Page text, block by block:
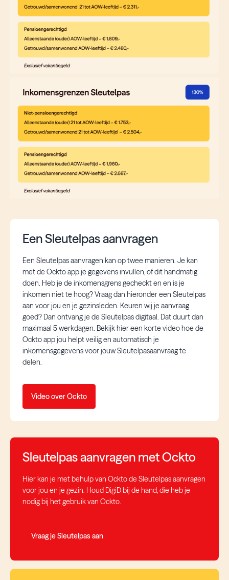
Een Sleutelpas aanvragen
Een Sleutelpas aanvragen kan op twee manieren. Je kan
met de Ockto app je gegevens invullen, of dit handmatig
doen. Heb je de inkomensgrens gecheckt en en is je
inkomen niet te hoog? Vraag dan hieronder een Sleutelpas
aan voor jou en je gezinsleden. Keuren wij je aanvraag
goed? Dan ontvang je de Sleutelpas digitaal. Dat duurt dan
maximaal 5 werkdagen. Bekijk hier een korte video hoe de
Ockto app jou helpt veilig en automatisch je
inkomensgegevens voor jouw Sleutelpasaanvraag te
delen.
Video over Ockto
Sleutelpas aanvragen met Ockto
Hier kan je met behulp van Ockto de Sleutelpas aanvragen
voor jou en je gezin. Houd DigiD bij de hand, die heb je
nodig bij het gebruik van Ockto.
Vraag je Sleutelpas aan